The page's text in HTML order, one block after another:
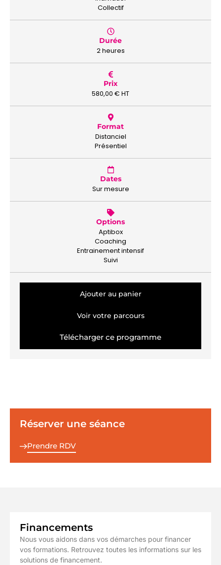
Collectif
Durée
2 heures
Prix
580,00 € HT
Format
Distanciel
Présentiel
Dates
Sur mesure
Options
Aptibox
Coaching
Entrainement intensif
Suivi
Ajouter au panier
Voir votre parcours
Télécharger ce programme
Réserver une séance
Prendre RDV
Financements
Nous vous aidons dans vos démarches pour financer
vos formations. Retrouvez toutes les informations sur les
solutions de financement.